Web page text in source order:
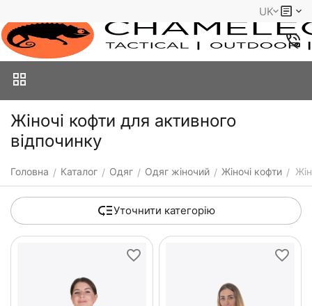
UK
Жіночі кофти для активного
відпочинку
Головна / Каталог / Одяг / Одяг жіночий / Жіночі кофти /
Уточнити категорію